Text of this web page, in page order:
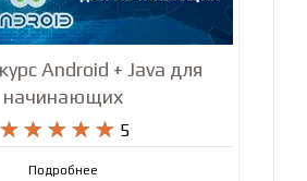
Android + Java для
начинающих
    
     5
Подробнее